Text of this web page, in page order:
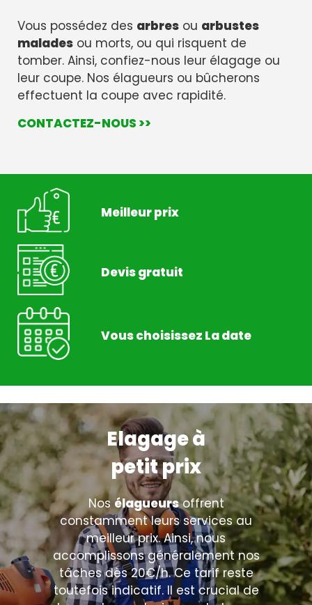
Vous possédez des arbres ou arbustes
malades ou morts, ou qui risquent de
tomber. Ainsi, confiez-nous leur élagage ou
leur coupe. Nos élagueurs ou bûcherons
effectuent la coupe avec rapidité.
CONTACTEZ-NOUS >>
Meilleur prix
Devis gratuit
Vous choisissez La date
Elagage à
petit prix
Nosélagueursoffrent
constamment leurs services au
meilleur prix. Ainsi, nous
accomplissons généralement nos
tâches dès 20€/h. Ce tarif reste
toutefois indicatif. Il est crucial de